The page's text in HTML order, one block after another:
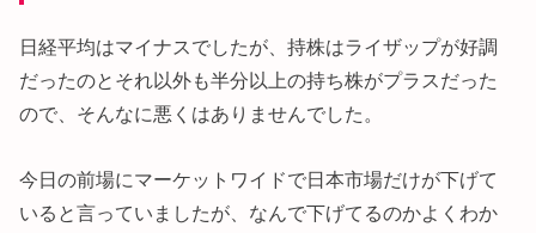
日経平均はマイナスでしたが、持株はライザップが好調
だったのとそれ以外も半分以上の持ち株がプラスだった
ので、そんなに悪くはありませんでした。
今日の前場にマーケットワイドで日本市場だけが下げて
いると言っていましたが、なんで下げてるのかよくわか